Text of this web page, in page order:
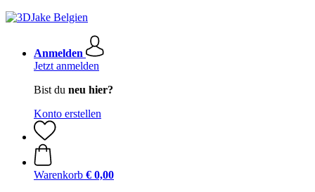
Anmelden
Jetzt anmelden
Bist du neu hier?
Konto erstellen
Warenkorb € 0,00